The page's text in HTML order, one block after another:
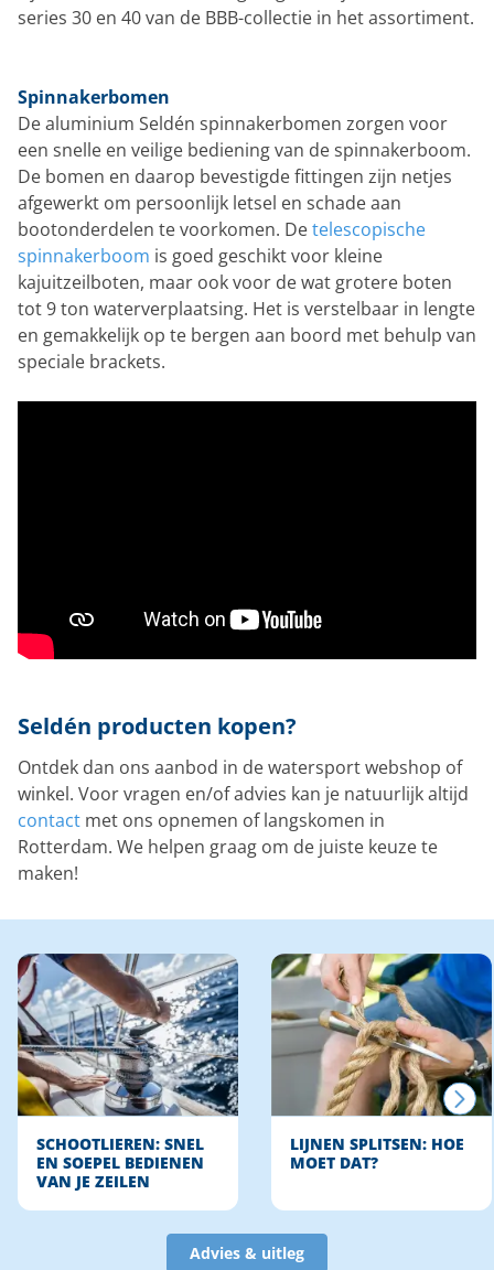
series 30 en 40 van de BBB-collectie in het assortiment.
Spinnakerbomen
De aluminium Seldén spinnakerbomen zorgen voor
een snelle en veilige bediening van de spinnakerboom.
De bomen en daarop bevestigde fittingen zijn netjes
afgewerkt om persoonlijk letsel en schade aan
bootonderdelen te voorkomen. Detelescopische
spinnakerboom is goed geschikt voor kleine
kajuitzeilboten, maar ook voor de wat grotere boten
tot 9 ton waterverplaatsing. Het is verstelbaar in lengte
en gemakkelijk op te bergen aan boord met behulp van
speciale brackets.
Seldén producten kopen?
Ontdek dan ons aanbod in de watersport webshop of
winkel. Voor vragen en/of advies kan je natuurlijk altijd
contact met ons opnemen of langskomen in
Rotterdam. We helpen graag om de juiste keuze te
maken!
SCHOOTLIEREN: SNEL
EN SOEPEL BEDIENEN
VAN JE ZEILEN
LIJNEN SPLITSEN: HOE
MOET DAT?
Advies & uitleg